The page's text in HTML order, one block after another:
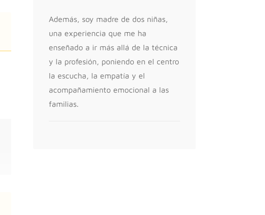
Además, soy madre de dos niñas,
una experiencia que me ha
enseñado a ir más allá de la técnica
y la profesión, poniendo en el centro
la escucha, la empatía y el
acompañamiento emocional a las
familias.